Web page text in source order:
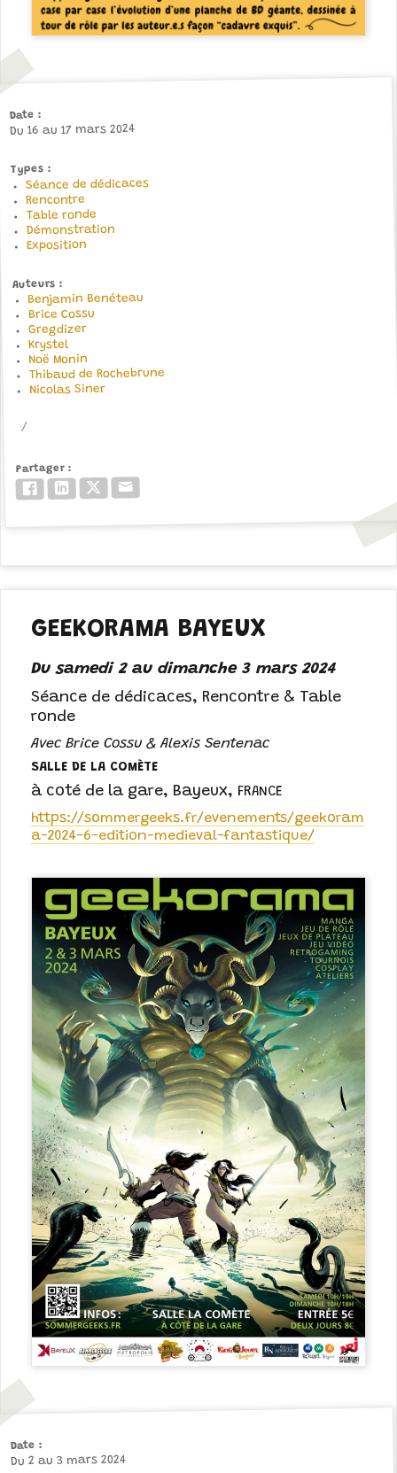
Date
Du 16 au 17 mars 2024
Types
Séance de dédicaces
Rencontre
Table ronde
Démonstration
Exposition
Auteurs
Benjamin Benéteau
Brice Cossu
Gregdizer
Krystel
Noë Monin
Thibaud de Rochebrune
Nicolas Siner
Partager
FacebookLinkedInTwitter/X
GEEKORAMA BAYEUX
Du samedi 2 au dimanche 3 mars 2024
Séance de dédicaces, Rencontre & Table
ronde
Avec Brice Cossu & Alexis Sentenac
SALLE DE LA COMÈTE
à coté de la gare, Bayeux, FRANCE
https://sommergeeks.fr/evenements/geekoram
a-2024-6-edition-medieval-fantastique/
Date
Du 2 au 3 mars 2024